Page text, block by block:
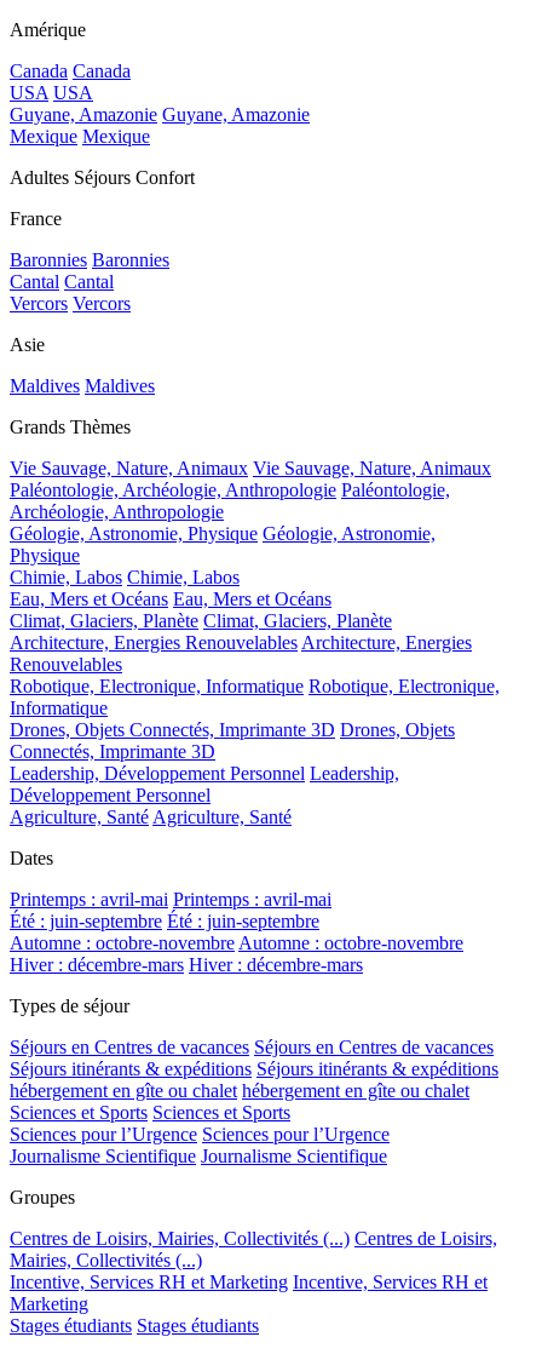
Amérique
Canada Canada
USA USA
Guyane, Amazonie Guyane, Amazonie
Mexique Mexique
Adultes Séjours Confort
France
Baronnies Baronnies
Cantal Cantal
Vercors Vercors
Asie
Maldives Maldives
Grands Thèmes
Vie Sauvage, Nature, Animaux Vie Sauvage, Nature, Animaux
Paléontologie, Archéologie, Anthropologie Paléontologie,
Archéologie, Anthropologie
Géologie, Astronomie, Physique Géologie, Astronomie,
Physique
Chimie, Labos Chimie, Labos
Eau, Mers et Océans Eau, Mers et Océans
Climat, Glaciers, Planète Climat, Glaciers, Planète
Architecture, Energies Renouvelables Architecture, Energies
Renouvelables
Robotique, Electronique, Informatique Robotique, Electronique,
Informatique
Drones, Objets Connectés, Imprimante 3D Drones, Objets
Connectés, Imprimante 3D
Leadership, Développement Personnel Leadership,
Développement Personnel
Agriculture, Santé Agriculture, Santé
Dates
Printemps : avril-mai Printemps : avril-mai
Été : juin-septembre Été : juin-septembre
Automne : octobre-novembre Automne : octobre-novembre
Hiver : décembre-mars Hiver : décembre-mars
Types de séjour
Séjours en Centres de vacances Séjours en Centres de vacances
Séjours itinérants & expéditions Séjours itinérants & expéditions
hébergement en gîte ou chalet hébergement en gîte ou chalet
Sciences et Sports Sciences et Sports
Sciences pour l’Urgence Sciences pour l’Urgence
Journalisme Scientifique Journalisme Scientifique
Groupes
Centres de Loisirs, Mairies, Collectivités (...) Centres de Loisirs,
Mairies, Collectivités (...)
Incentive, Services RH et Marketing Incentive, Services RH et
Marketing
Stages étudiants Stages étudiants